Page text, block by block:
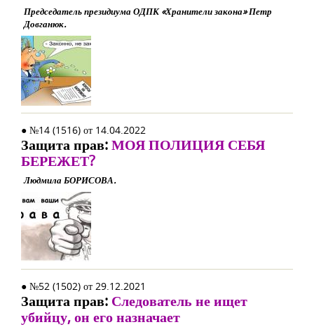
Председатель президиума ОДПК «Хранители закона» Петр
Довганюк.
● №14 (1516) от 14.04.2022
Защита прав:МОЯ ПОЛИЦИЯ СЕБЯ
БЕРЕЖЕТ?
Людмила БОРИСОВА.
● №52 (1502) от 29.12.2021
Защита прав: Следователь не ищет
убийцу, он его назначает